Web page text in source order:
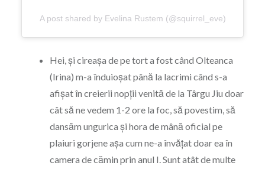
A post shared by Evelina Rustem (@squirrel_eve)
Hei, și cireașa de pe tort a fost când Olteanca
(Irina) m-a înduioșat până la lacrimi când s-a
afișat în creierii nopții venită de la Târgu Jiu doar
cât să ne vedem 1-2 ore la foc, să povestim, să
dansăm ungurica și hora de mână oficial pe
plaiuri gorjene așa cum ne-a învățat doar ea în
camera de cămin prin anul I. Sunt atât de multe